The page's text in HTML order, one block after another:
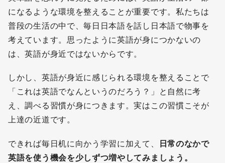
になるような環境を整えることが重要です。私たちは
普段の生活の中で、毎日日本語を話し日本語で物事を
考えています。思ったように英語が身につかないの
は、英語が身近ではないからです。
しかし、英語が身近に感じられる環境を整えることで
「これは英語でなんというのだろう？」と自然に考
え、調べる習慣が身につきます。実はこの習慣こそが
上達の近道です。
できれば毎日机に向かう学習に加えて、
日常のなかで
英語を使う機会を少しずつ増やしてみましょう。